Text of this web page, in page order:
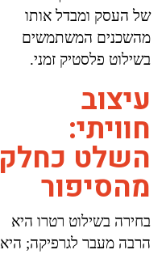
של העסק ומבדל אותו
מהשכנים המשתמשים
בשילוט פלסטיק זמני.
עיצוב
חוויתי:
השלט כחלק
מהסיפור
בחירה בשילוט רטרו היא
הרבה מעבר לגרפיקה; היא